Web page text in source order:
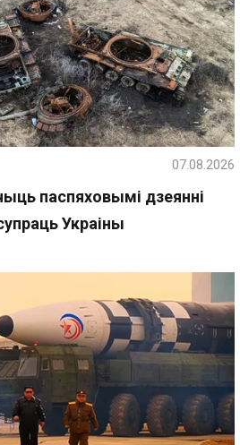
паспяховымі дзеянні
Украіны
07.08.2026